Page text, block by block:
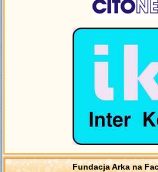
Fundacja Arka na